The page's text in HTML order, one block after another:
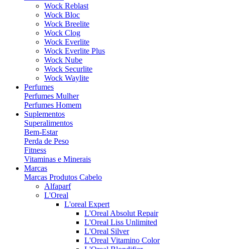
Wock Reblast
Wock Bloc
Wock Breelite
Wock Clog
Wock Everlite
Wock Everlite Plus
Wock Nube
Wock Securlite
Wock Waylite
Perfumes
Perfumes Mulher
Perfumes Homem
Suplementos
Superalimentos
Bem-Estar
Perda de Peso
Fitness
Vitaminas e Minerais
Marcas
Marcas Produtos Cabelo
Alfaparf
L'Oreal
L'oreal Expert
L'Oreal Absolut Repair
L'Oreal Liss Unlimited
L'Oreal Silver
L'Oreal Vitamino Color